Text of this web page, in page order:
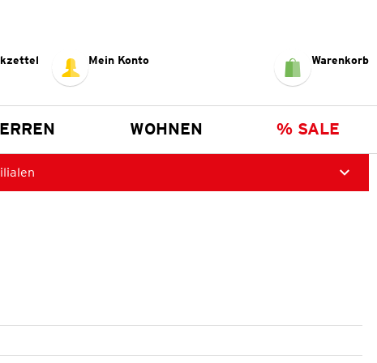
Mein Konto Warenkorb
WOHNEN % SALE